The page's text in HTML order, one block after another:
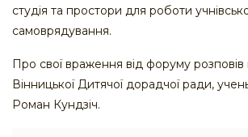
студія та простори для роботи
самоврядування.
Про свої враження від форуму розповів
Вінницької Дитячої дорадчої ради,
Роман Кундзіч.